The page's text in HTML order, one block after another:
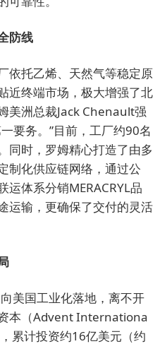
防线
依托乙烯、天然气等稳定原
近终端市场，极大增强了北
美洲总裁Jack Chenault强
要务。”目前，工厂约90名
同时，罗姆精心打造了由多
制化供应链网络，通过公
运体系分销MERACRYL品
运输，更确保了交付的灵活
美国工业化落地，离不开
本（Advent Internationa
累计投资约16亿美元（约